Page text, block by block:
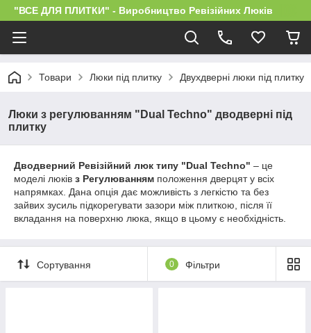
"ВСЕ ДЛЯ ПЛИТКИ" - Виробництво Ревізійних Люків
Товари Люки під плитку Двухдверні люки під плитку
Люки з регулюванням "Dual Techno" дводверні під
плитку
Дводверний Ревізійний люк типу "Dual Techno" – це
моделі люків з Регулюванням положення дверцят у всіх
напрямках. Дана опція дає можливість з легкістю та без
зайвих зусиль підкорегувати зазори між плиткою, після її
вкладання на поверхню люка, якщо в цьому є необхідність.
Сортування 0 Фільтри